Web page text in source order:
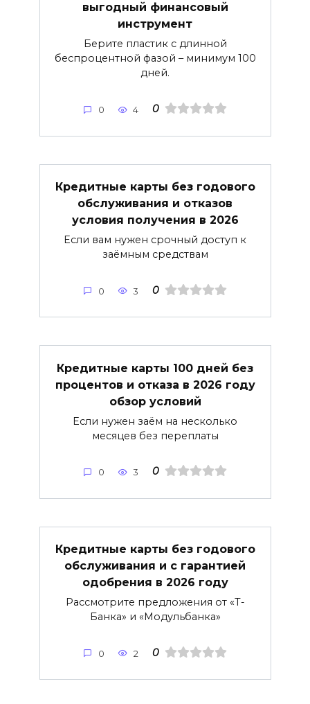
выгодный финансовый
инструмент
Берите пластик с длинной
беспроцентной фазой – минимум 100
дней.
0 4 0
Кредитные карты без годового
обслуживания и отказов
условия получения в 2026
Если вам нужен срочный доступ к
заёмным средствам
0 3 0
Кредитные карты 100 дней без
процентов и отказа в 2026 году
обзор условий
Если нужен заём на несколько
месяцев без переплаты
0 3 0
Кредитные карты без годового
обслуживания и с гарантией
одобрения в 2026 году
Рассмотрите предложения от «Т-
Банка» и «Модульбанка»
0 2 0